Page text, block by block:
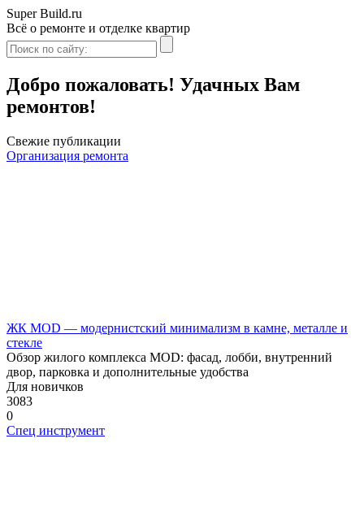
Super Build.ru
Всё о ремонте и отделке квартир
Добро пожаловать! Удачных Вам
ремонтов!
Свежие публикации
Организация ремонта
ЖК MOD — модернистский минимализм в камне, металле и
стекле
Обзор жилого комплекса MOD: фасад, лобби, внутренний
двор, парковка и дополнительные удобства
Для новичков
3083
0
Спец инструмент